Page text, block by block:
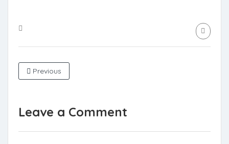
Previous
Leave a Comment